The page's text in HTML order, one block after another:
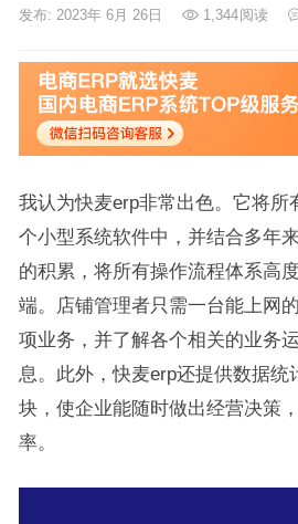
发布: 2023年 6月 26日 1,344阅读
我认为快麦erp非常出色。它将所
个小型系统软件中，并结合多年
的积累，将所有操作流程体系高
端。店铺管理者只需一台能上网
项业务，并了解各个相关的业务
息。此外，快麦erp还提供数据统
块，使企业能随时做出经营决策
率。